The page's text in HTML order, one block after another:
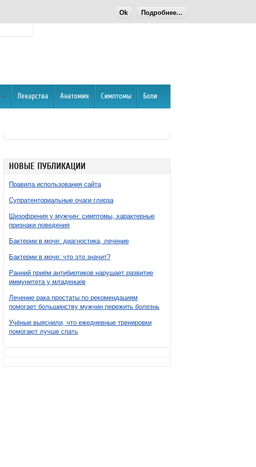
Ok Подробнее...
Лекарства Анатомия Симптомы Боли
НОВЫЕ ПУБЛИКАЦИИ
Правила использования сайта
Супратенториальные очаги глиоза
Шизофрения у мужчин: симптомы, характерные
признаки поведения
Бактерии в моче: диагностика, лечение
Бактерии в моче: что это значит?
Ранний приём антибиотиков нарушает развитие
иммунитета у младенцев
Лечение рака простаты по рекомендациям
помогает большинству мужчин пережить болезнь
Учёные выяснили, что ежедневные тренировки
помогают лучше спать